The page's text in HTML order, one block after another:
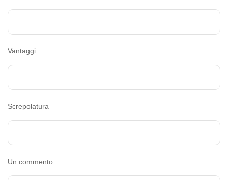
Vantaggi
Screpolatura
Un commento